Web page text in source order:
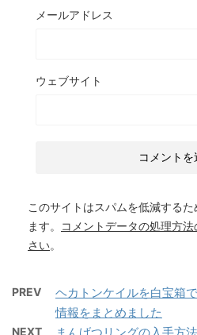
メールアドレス
ウェブサイト
このサイトはスパムを低減する
ます。
コメントデータの処理方
さい。
PREV
ヘカトンケイルを白宝箱
情報をまとめました
NEXT